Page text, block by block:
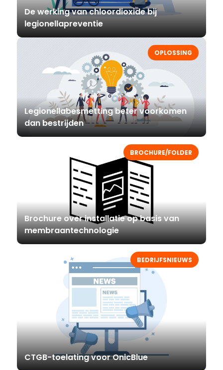
De werking van chloordioxide bij
legionellapreventie
OPLOSSING
Legionellabesmetting beter voorkomen
dan bestrijden
BROCHURE/FOLDER
Brochure over installatie op basis van
membraantechnologie
BEDRIJFSNIEUWS
CTGB-toelating voor OnicBlue